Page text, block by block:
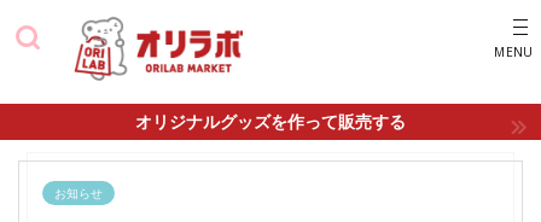
オリジナルグッズを作って販売する
お知らせ